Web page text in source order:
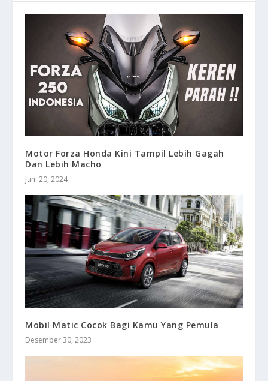
Motor Forza Honda Kini Tampil Lebih Gagah
Dan Lebih Macho
Juni 20, 2024
Mobil Matic Cocok Bagi Kamu Yang Pemula
Desember 30, 2023